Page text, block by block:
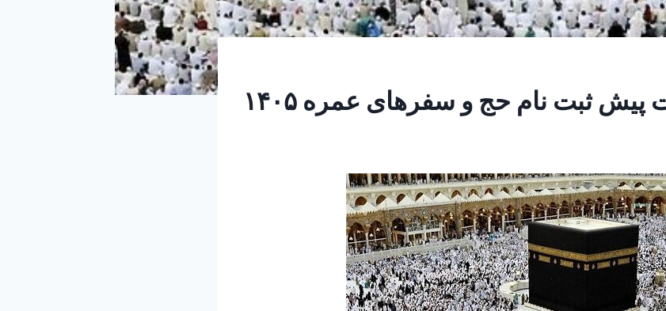
پیش ثبت نام حج و سفرهای عمره ۱۴۰۵